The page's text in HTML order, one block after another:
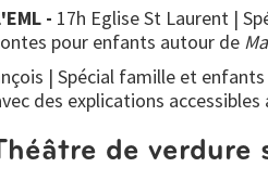
- 17h Eglise St Laurent |
pour enfants autour de
| Spécial famille et enfants
des explications
de